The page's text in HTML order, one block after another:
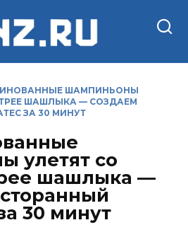
ШАМПИНЬОНЫ
ШАШЛЫКА — СОЗДАЕМ
ЗА 30 МИНУТ
улетят со
шашлыка —
30 минут